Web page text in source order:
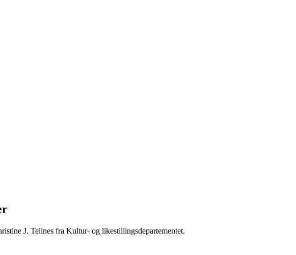
J. Tellnes fra Kultur- og likestillingsdepartementet.